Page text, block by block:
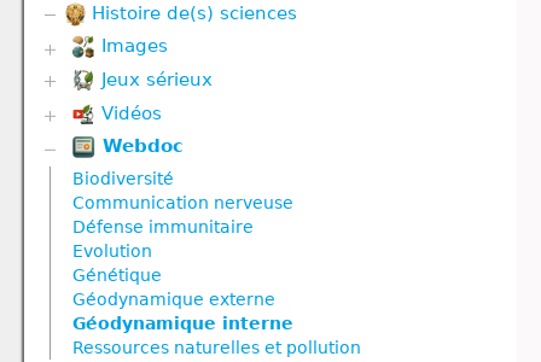
Corps humain
Défense immunitaire
Divers
Génétique
Géodynamique externe
Géodynamique interne
Nutrition
Nutrition animale
Nutrition végétale
Reproduction
Reproduction animale
Reproduction végétale
Ressources naturelles et pollution
Communication nerveuse
Corps humain
Défense immunitaire
Divers
Evolution
Génétique
Géodynamique externe
Géodynamique interne
Molécule
Nutrition
Nutrition animale
Nutrition végétale
Reproduction
Reproduction animale
Biodiversité
Corps humain
Divers
Evolution
Géodynamique externe et Climat
Géodynamique interne
Gestes techniques
Nutrition
Reproduction
Ressources naturelles et activités humaines
Histoire de(s) sciences
Images
Corps humain
Jeux sérieux
Biodiversité
Défense immunitaire
Divers
Evolution
Géodynamique externe
Géodynamique interne
Nutrition
Nutrition animale
Nutrition végétale
Ressources naturelles et pollution
Vidéos
Communication hormonale
Communication nerveuse
Corps humain
Défense immunitaire
Génétique
Nutrition
Nutrition animale
Reproduction
Reproduction animale
Webdoc
Biodiversité
Communication nerveuse
Défense immunitaire
Evolution
Génétique
Géodynamique externe
Géodynamique interne
Ressources naturelles et pollution